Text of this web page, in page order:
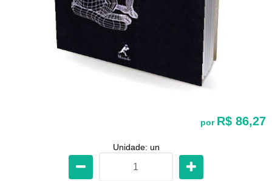
por R$ 86,27
Unidade: un